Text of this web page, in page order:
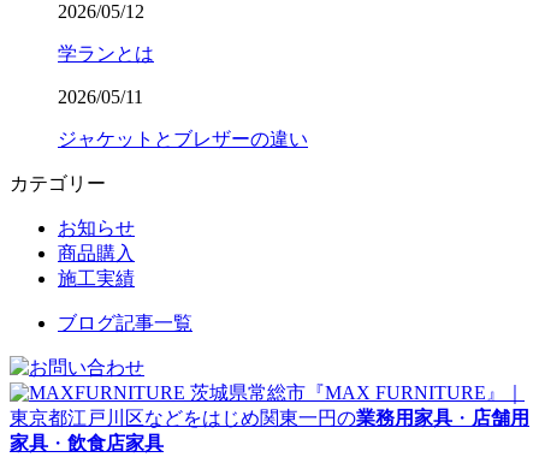
2026/05/12
学ランとは
2026/05/11
ジャケットとブレザーの違い
カテゴリー
お知らせ
商品購入
施工実績
ブログ記事一覧
茨城県常総市『MAX FURNITURE』｜
東京都江戸川区などをはじめ関東一円の業務用家具 ・ 店舗用
家具 ・ 飲食店家具